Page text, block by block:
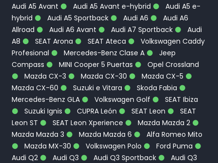
Audi A5 Avant
Audi A5 Avant e-hybrid
Audi A5 e-
hybrid
Audi A5 Sportback Audi A6
Audi A6
Allroad
Audi A6 Avant Audi A7 Sportback
Audi
A8
SEAT Arona SEAT Ateca
Volkswagen Caddy
Profesional
Mercedes-Benz Clase A
Jeep
Compass
MINI Cooper 5 Puertas
Opel Crossland
Mazda CX-3
Mazda CX-30
Mazda CX-5
Mazda CX-60
Suzuki e Vitara
Skoda Fabia
Mercedes-Benz GLA
Volkswagen Golf
SEAT Ibiza
Suzuki Ignis
CUPRA León SEAT Leon
SEAT
Leon ST
SEAT Leon Xperience
Mazda Mazda 2
Mazda Mazda 3
Mazda Mazda 6
Alfa Romeo Mito
Mazda MX-30
Volkswagen Polo
Ford Puma
Audi Q2
Audi Q3 Audi Q3 Sportback
Audi Q3